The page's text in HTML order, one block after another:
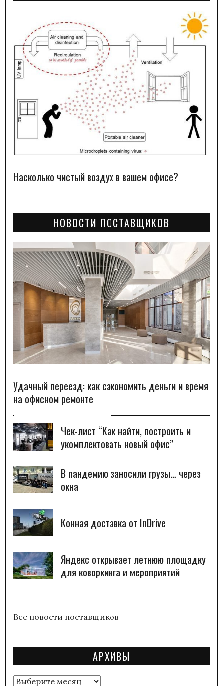
Насколько чистый воздух в вашем офисе?
НОВОСТИ ПОСТАВЩИКОВ
Удачный переезд: как сэкономить деньги и время
на офисном ремонте
Чек-лист “Как найти, построить и
укомплектовать новый офис”
В пандемию заносили грузы… через
окна
Конная доставка от InDrive
Яндекс открывает летнюю площадку
для коворкинга и мероприятий
Все новости поставщиков
АРХИВЫ
Архивы